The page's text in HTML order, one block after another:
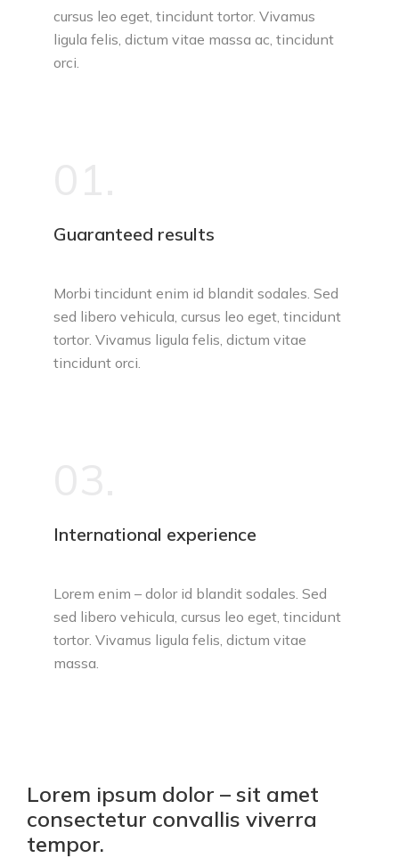
cursus leo eget, tincidunt tortor. Vivamus
ligula felis, dictum vitae massa ac, tincidunt
orci.
Guaranteed results
Morbi tincidunt enim id blandit sodales. Sed
sed libero vehicula, cursus leo eget, tincidunt
tortor. Vivamus ligula felis, dictum vitae
tincidunt orci.
International experience
Lorem enim – dolor id blandit sodales. Sed
sed libero vehicula, cursus leo eget, tincidunt
tortor. Vivamus ligula felis, dictum vitae
massa.
Lorem ipsum dolor – sit amet
consectetur convallis viverra
tempor.